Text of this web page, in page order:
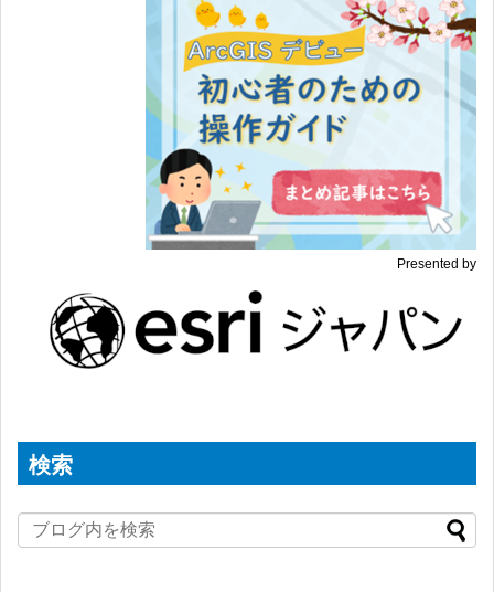
Presented by
検索